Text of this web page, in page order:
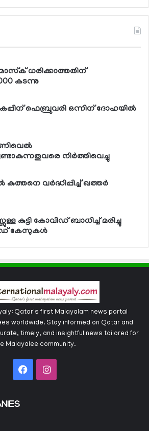
ധരിക്കാത്തതിന്
കടന്നു
ഫെബ്രുവരി ഒന്നിന് ദോഹയില്‍
നിര്‍ത്തിവെച്ചു
വര്‍ദ്ധിപ്പിച്ച് ഖത്തര്‍
കുട്ടി കോവിഡ് ബാധിച്ച് മരിച്ചു
കേസുകള്‍
Qatar's first Malayalam news portal
worldwide. Stay informed on Qatar and
timely, and insightful news tailored for
Malayalee community.
FacebookInstagram